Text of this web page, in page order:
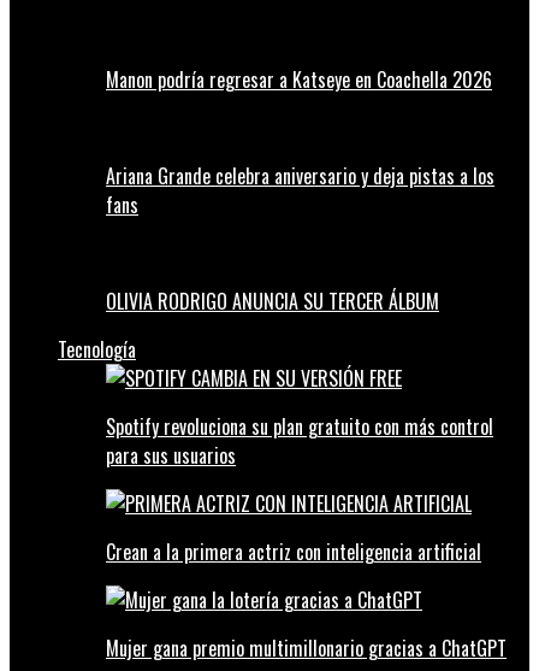
Manon podría regresar a Katseye en Coachella 2026
Ariana Grande celebra aniversario y deja pistas a los
fans
OLIVIA RODRIGO ANUNCIA SU TERCER ÁLBUM
Tecnología
Spotify revoluciona su plan gratuito con más control
para sus usuarios
Crean a la primera actriz con inteligencia artificial
Mujer gana premio multimillonario gracias a ChatGPT